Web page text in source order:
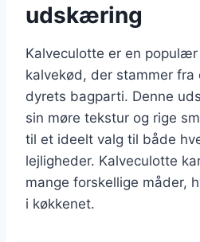
udskæring
Kalveculotte er en
kalvekød, der stammer
dyrets bagparti. Denne
sin møre tekstur og rige
til et ideelt valg til både
lejligheder. Kalveculotte
mange forskellige måder,
i køkkenet.